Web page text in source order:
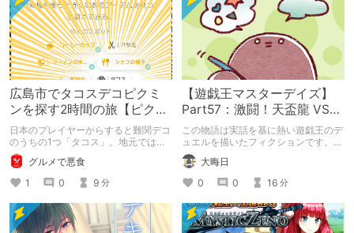
広島市でタコスデコピクミ
ンを探す2時間の旅【ピクミ
ンブルーム / Pikmin
Bloom】
日本のプレイヤーからすると難関デコ
のうちの1つ「タコス」。地元では見
つけられなかった男が広島で探す旅を
お送りします。ねくすと5月のテーマ
「お出かけの記録」。
グルメで悪食
1
0 9 分
【遊戯王マスターデイズ】
Part57：激闘！天盃龍 VS
千年D【架空デュエル】
この物語は実話を基に熱い遊戯王のデ
ュエルを描いたフィクションです。
（自分用メモ：2025-05-14）
大晦日
0
0 16 分